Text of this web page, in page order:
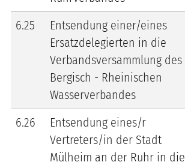
6.25
Entsendung einer/eines
Ersatzdelegierten in die
Verbandsversammlung des
Bergisch - Rheinischen
Wasserverbandes
6.26
Entsendung eines/r
Vertreters/in der Stadt
Mülheim an der Ruhr in die